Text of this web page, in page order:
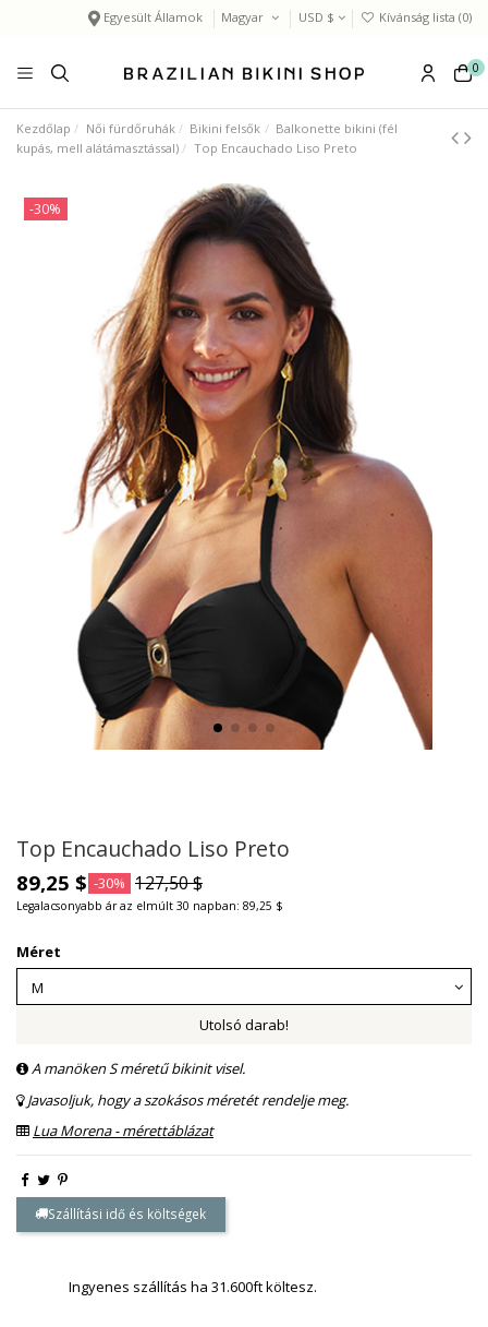
Egyesült Államok Magyar USD $ Kívánság lista (0)
0
Kezdőlap Női fürdőruhák Bikini felsők
Balkonette bikini (fél
kupás, mell alátámasztással)
Top Encauchado Liso Preto
-30%
Top Encauchado Liso Preto
89,25 $ -30% 127,50 $
Legalacsonyabb ár az elmúlt 30 napban: 89,25 $
Méret
Utolsó darab!
A manöken S méretű bikinit visel.
Javasoljuk, hogy a szokásos méretét rendelje meg.
Lua Morena - mérettáblázat
Szállítási idő és költségek
Ingyenes szállítás ha 31.600ft költesz.